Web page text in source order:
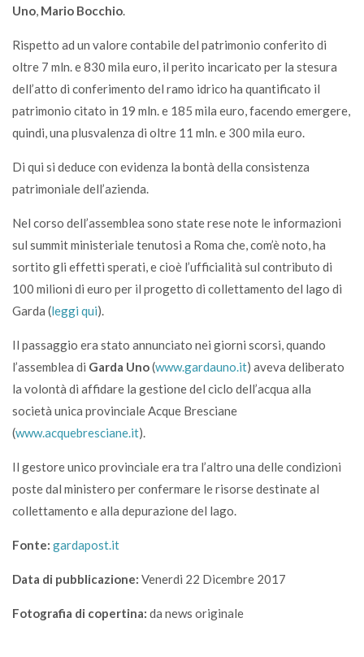
Uno, Mario Bocchio.
Rispetto ad un valore contabile del patrimonio conferito di
oltre 7 mln. e 830 mila euro, il perito incaricato per la stesura
dell’atto di conferimento del ramo idrico ha quantificato il
patrimonio citato in 19 mln. e 185 mila euro, facendo emergere,
quindi, una plusvalenza di oltre 11 mln. e 300 mila euro.
Di qui si deduce con evidenza la bontà della consistenza
patrimoniale dell’azienda.
Nel corso dell’assemblea sono state rese note le informazioni
sul summit ministeriale tenutosi a Roma che, com’è noto, ha
sortito gli effetti sperati, e cioè l’ufficialità sul contributo di
100 milioni di euro per il progetto di collettamento del lago di
Garda (leggi qui).
Il passaggio era stato annunciato nei giorni scorsi, quando
l’assemblea di Garda Uno(www.gardauno.it) aveva deliberato
la volontà di affidare la gestione del ciclo dell’acqua alla
società unica provinciale Acque Bresciane
(www.acquebresciane.it).
Il gestore unico provinciale era tra l’altro una delle condizioni
poste dal ministero per confermare le risorse destinate al
collettamento e alla depurazione del lago.
Fonte: gardapost.it
Data di pubblicazione: Venerdi 22 Dicembre 2017
Fotografia di copertina: da news originale